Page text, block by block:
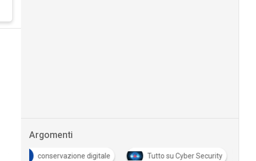
Argomenti
conservazione digitale Tutto su Cyber Security